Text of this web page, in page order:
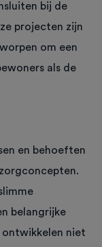
bij de
projecten zijn
om een
als de
en behoeften
belangrijke
ontwikkelen niet